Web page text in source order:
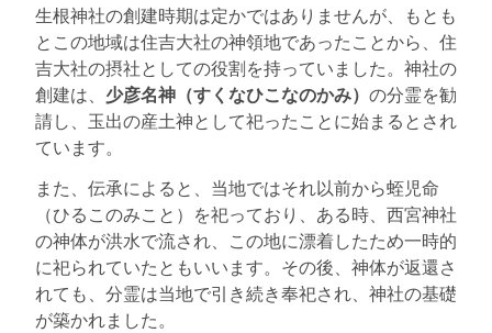
生根神社の創建時期は定かではありませんが、もとも
とこの地域は住吉大社の神領地であったことから、住
吉大社の摂社としての役割を持っていました。神社の
創建は、 少彦名神（すくなひこなのかみ） の分霊を勧
請し、玉出の産土神として祀ったことに始まるとされ
ています。
また、伝承によると、当地ではそれ以前から蛭児命
（ひるこのみこと）を祀っており、ある時、西宮神社
の神体が洪水で流され、この地に漂着したため一時的
に祀られていたともいいます。その後、神体が返還さ
れても、分霊は当地で引き続き奉祀され、神社の基礎
が築かれました。